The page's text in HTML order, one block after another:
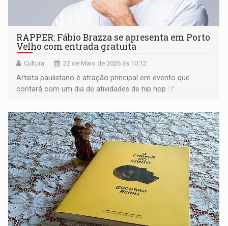
RAPPER: Fábio Brazza se apresenta em Porto
Velho com entrada gratuita
Cultura 22 de Maio de 2026 às 10:12
Artista paulistano é atração principal em evento que
contará com um dia de atividades de hip hop